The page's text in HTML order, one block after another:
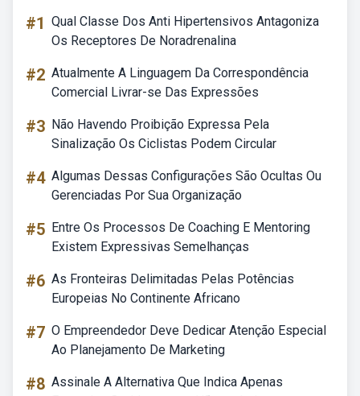
#1 Qual Classe Dos Anti Hipertensivos Antagoniza
Os Receptores De Noradrenalina
#2 Atualmente A Linguagem Da Correspondência
Comercial Livrar-se Das Expressões
#3 Não Havendo Proibição Expressa Pela
Sinalização Os Ciclistas Podem Circular
#4 Algumas Dessas Configurações São Ocultas Ou
Gerenciadas Por Sua Organização
#5 Entre Os Processos De Coaching E Mentoring
Existem Expressivas Semelhanças
#6 As Fronteiras Delimitadas Pelas Potências
Europeias No Continente Africano
#7 O Empreendedor Deve Dedicar Atenção Especial
Ao Planejamento De Marketing
#8 Assinale A Alternativa Que Indica Apenas